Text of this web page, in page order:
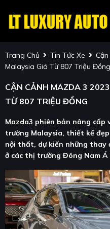
Trang Chủ Tin Tức Xe
Malaysia Giá Từ 807 Triệu Đồng
CẬN CẢNH MAZDA 3
TỪ 807 TRIỆU ĐỒNG
Mazda3 phiên bản nâng
trường Malaysia, thiết kế
nội thất, dự kiến những thay
ở các thị trường Đông Nam Á